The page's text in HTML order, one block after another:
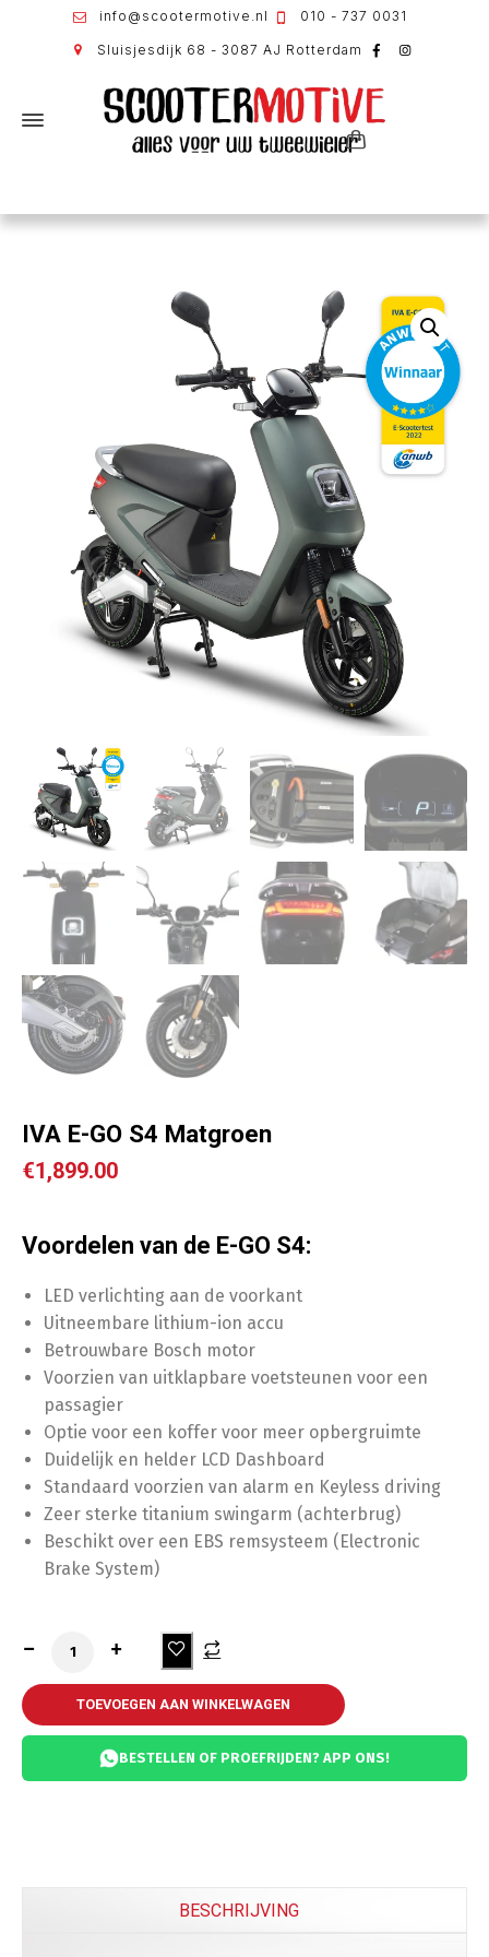
info@scootermotive.nl 010 - 737 0031
Sluisjesdijk 68 - 3087 AJ Rotterdam
IVA E-GO S4 Matgroen
€1,899.00
Voordelen van de E-GO S4:
LED verlichting aan de voorkant
Uitneembare lithium-ion accu
Betrouwbare Bosch motor
Voorzien van uitklapbare voetsteunen voor een
passagier
Optie voor een koffer voor meer opbergruimte
Duidelijk en helder LCD Dashboard
Standaard voorzien van alarm en Keyless driving
Zeer sterke titanium swingarm (achterbrug)
Beschikt over een EBS remsysteem (Electronic
Brake System)
TOEVOEGEN AAN WINKELWAGEN
BESTELLEN OF PROEFRIJDEN? APP ONS!
BESCHRIJVING